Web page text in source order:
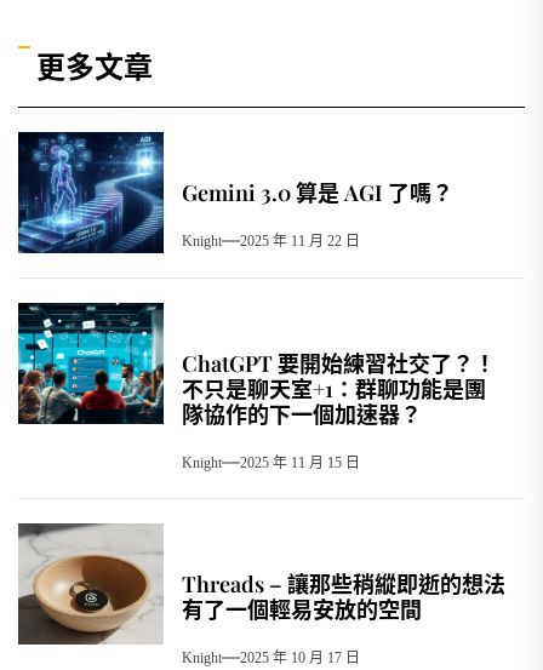
更多文章
Gemini 3.0 算是 AGI 了嗎？
Knight 2025 年 11 月 22 日
ChatGPT 要開始練習社交了？！
不只是聊天室+1：群聊功能是團
隊協作的下一個加速器？
Knight 2025 年 11 月 15 日
Threads – 讓那些稍縱即逝的想法
有了一個輕易安放的空間
Knight 2025 年 10 月 17 日